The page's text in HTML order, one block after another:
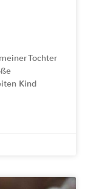
Tochter
Kind